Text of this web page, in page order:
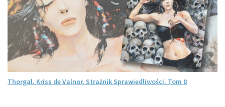
Thorgal. Kriss de Valnor. Strażnik Sprawiedliwości. Tom 8